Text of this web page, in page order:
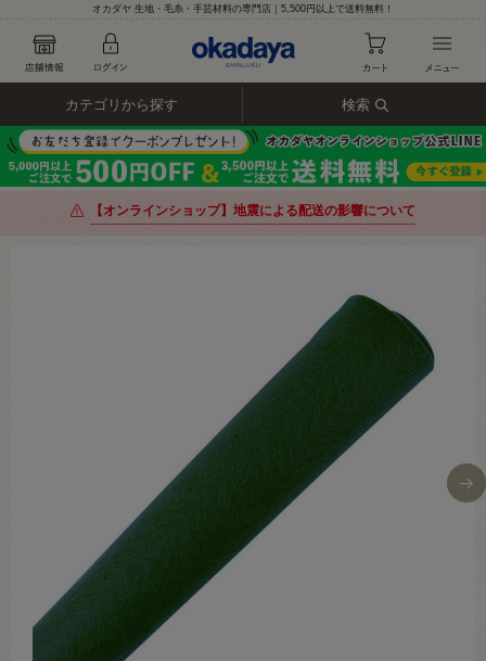
オカダヤ 生地・毛糸・手芸材料の専門店｜5,500円以上で送料無料！
カテゴリから探す 検索
【オンラインショップ】地震による配送の影響について